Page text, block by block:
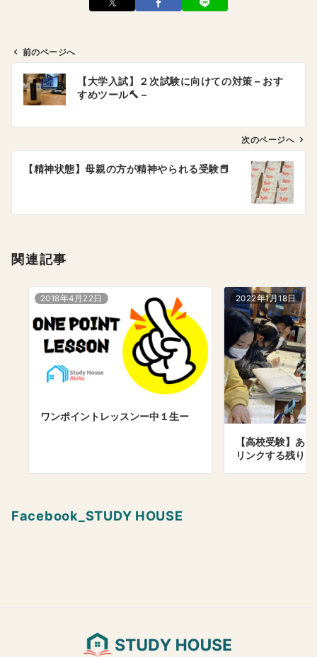
ン
前のページへ
【大学入試】２次試験に向けての対策 – おす
すめツール🔨 –
次のページへ
【精神状態】母親の方が精神やられる受験📕
関連記事
2018年4月22日
ワンポイントレッスンー中１生ー
2022年1月18日
【高校受験】あ
リンクする残り
Facebook_STUDY HOUSE